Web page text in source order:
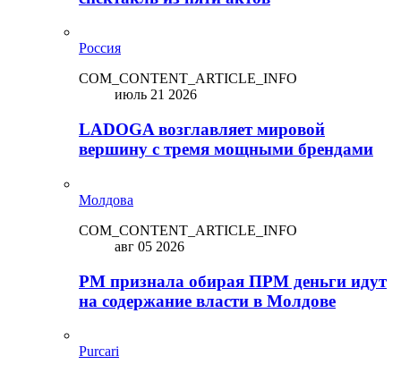
Россия
COM_CONTENT_ARTICLE_INFO
июль 21 2026
LADOGA возглавляет мировой
вершину с тремя мощными брендами
Молдова
COM_CONTENT_ARTICLE_INFO
авг 05 2026
PM признала обирая ПРМ деньги идут
на содержание власти в Молдове
Purcari